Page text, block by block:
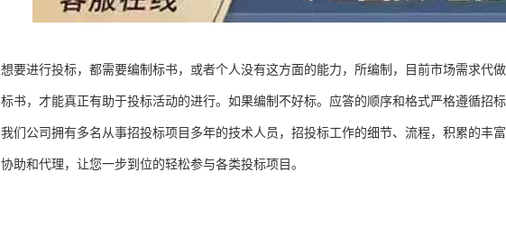
想要进行投标，都需要编制标书，或者个人没有这方面的能力，所编制，目前市场需求代
标书，才能真正有助于投标活动的进行。如果编制不好标。应答的顺序和格式严格遵循招标
我们公司拥有多名从事招投标项目多年的技术人员，招投标工作的细节、流程，积累的丰
协助和代理，让您一步到位的轻松参与各类投标项目。